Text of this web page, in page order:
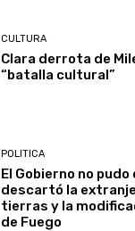
CULTURA
Clara derrota de
“batalla cultural”
POLITICA
El Gobierno no pudo
descartó la
tierras y la
de Fuego